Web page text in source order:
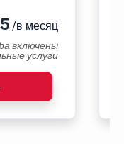
/в месяц
включены
услуги